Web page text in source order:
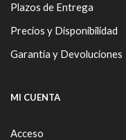
Plazos de Entrega
Precios y Disponibilidad
Garantía y Devoluciones
MI CUENTA
Acceso